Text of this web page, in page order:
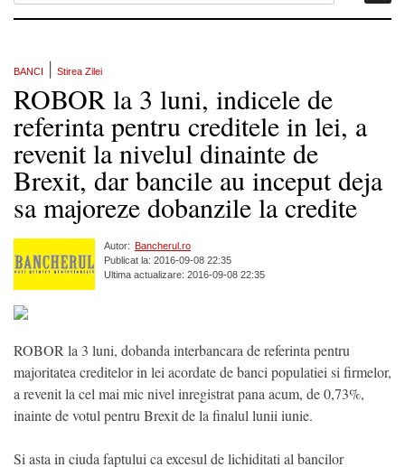
BANCI Stirea Zilei
ROBOR la 3 luni, indicele de
referinta pentru creditele in lei, a
revenit la nivelul dinainte de
Brexit, dar bancile au inceput deja
sa majoreze dobanzile la credite
Autor: Bancherul.ro
Publicat la: 2016-09-08 22:35
Ultima actualizare: 2016-09-08 22:35
ROBOR la 3 luni, dobanda interbancara de referinta pentru
majoritatea creditelor in lei acordate de banci populatiei si firmelor,
a revenit la cel mai mic nivel inregistrat pana acum, de 0,73%,
inainte de votul pentru Brexit de la finalul lunii iunie.
Si asta in ciuda faptului ca excesul de lichiditati al bancilor